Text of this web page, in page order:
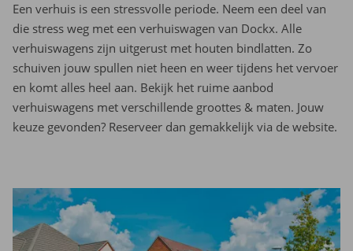
Een verhuis is een stressvolle periode. Neem een deel van
die stress weg met een verhuiswagen van Dockx. Alle
verhuiswagens zijn uitgerust met houten bindlatten. Zo
schuiven jouw spullen niet heen en weer tijdens het vervoer
en komt alles heel aan. Bekijk het ruime aanbod
verhuiswagens met verschillende groottes & maten. Jouw
keuze gevonden? Reserveer dan gemakkelijk via de website.